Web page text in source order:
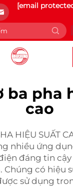
[email
ba pha
cao
HIỆU SUẤT
nhiều ứng
đáng tin
có hiệu
sử dụng